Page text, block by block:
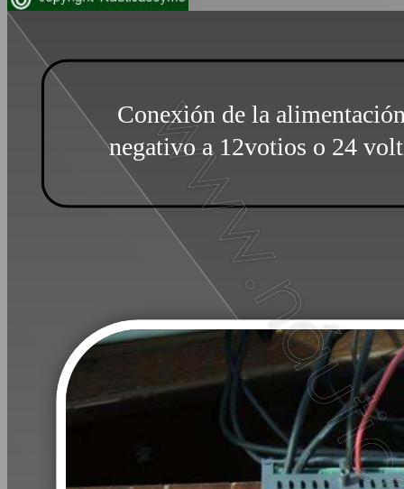
Conexión de la
negativo a 12votios o 24